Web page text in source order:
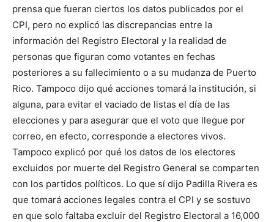
prensa que fueran ciertos los datos publicados por el
CPI, pero no explicó las discrepancias entre la
información del Registro Electoral y la realidad de
personas que figuran como votantes en fechas
posteriores a su fallecimiento o a su mudanza de Puerto
Rico. Tampoco dijo qué acciones tomará la institución, si
alguna, para evitar el vaciado de listas el día de las
elecciones y para asegurar que el voto que llegue por
correo, en efecto, corresponde a electores vivos.
Tampoco explicó por qué los datos de los electores
excluidos por muerte del Registro General se comparten
con los partidos políticos. Lo que sí dijo Padilla Rivera es
que tomará acciones legales contra el CPI y se sostuvo
en que solo faltaba excluir del Registro Electoral a 16,000